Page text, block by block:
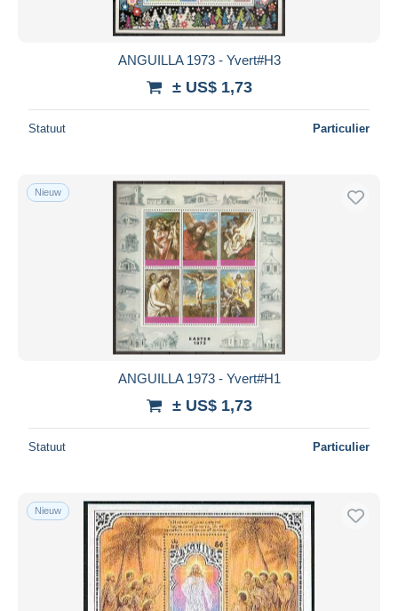
ANGUILLA 1973 - Yvert#H3
± US$ 1,73
Statuut Particulier
Nieuw
ANGUILLA 1973 - Yvert#H1
± US$ 1,73
Statuut Particulier
Nieuw